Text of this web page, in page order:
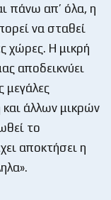
πάνω απ’ όλα, η
να σταθεί
χώρες. Η μικρή
αποδεικνύει
μεγάλες
και άλλων μικρών
το
αποκτήσει η